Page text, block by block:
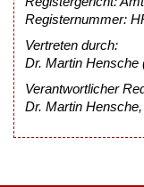
Registernummer:
Vertreten durch:
Dr. Martin Hensche
Verantwortlicher
Dr. Martin